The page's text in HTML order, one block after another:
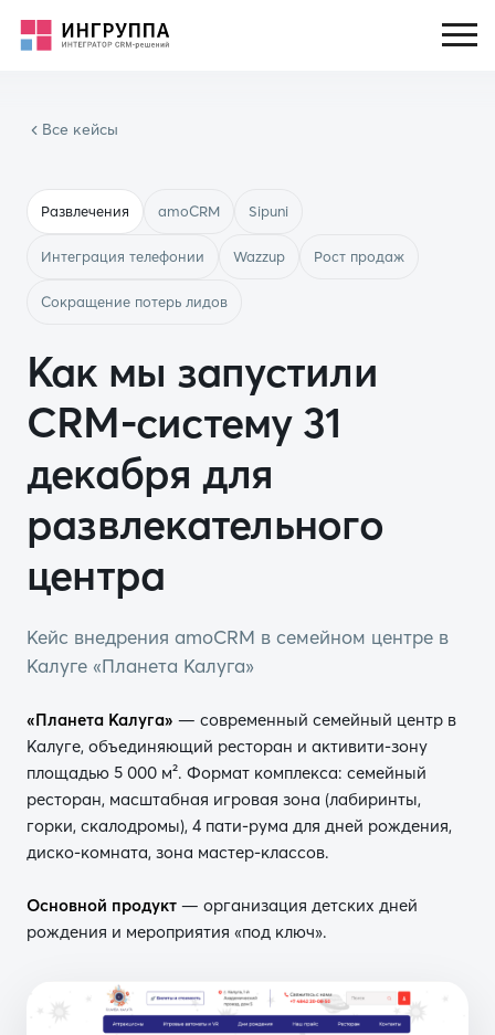
Все кейсы
Развлечения amoCRM Sipuni
Интеграция телефонии Wazzup Рост продаж
Сокращение потерь лидов
Как мы запустили
CRM-систему 31
декабря для
развлекательного
центра
Кейс внедрения amoCRM в семейном центре в
Калуге «Планета Калуга»
«Планета Калуга» — современный семейный центр в
Калуге, объединяющий ресторан и активити-зону
площадью 5 000 м². Формат комплекса: семейный
ресторан, масштабная игровая зона (лабиринты,
горки, скалодромы), 4 пати-рума для дней рождения,
диско-комната, зона мастер-классов.
Основной продукт — организация детских дней
рождения и мероприятия «под ключ».